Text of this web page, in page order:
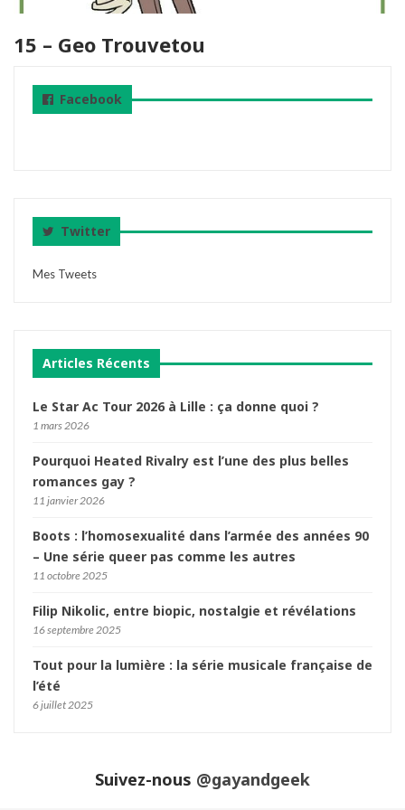
15 – Geo Trouvetou
Facebook
Twitter
Mes Tweets
Articles Récents
Le Star Ac Tour 2026 à Lille : ça donne quoi ?
1 mars 2026
Pourquoi Heated Rivalry est l’une des plus belles
romances gay ?
11 janvier 2026
Boots : l’homosexualité dans l’armée des années 90
– Une série queer pas comme les autres
11 octobre 2025
Filip Nikolic, entre biopic, nostalgie et révélations
16 septembre 2025
Tout pour la lumière : la série musicale française de
l’été
6 juillet 2025
Suivez-nous @gayandgeek